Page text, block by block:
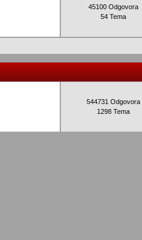
45100 Odgovora
54 Tema
544731 Odgovora
1298 Tema